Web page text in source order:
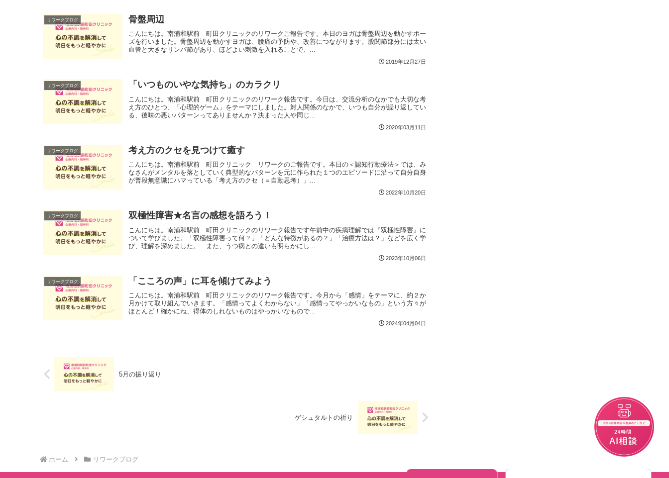
リワークブログ 骨盤周辺
こんにちは。南浦和駅前 町田クリニックのリワークご報告です。本日のヨガは骨盤周辺を動かすポー
ズを行いました。骨盤周辺を動かすヨガは、腰痛の予防や、改善につながります。股関節部分には太い
血管と大きなリンパ節があり、ほどよい刺激を入れることで、...
2019年12月27日
リワークブログ 「いつものいやな気持ち」のカラクリ
こんにちは。南浦和駅前 町田クリニックのリワーク報告です。今日は、交流分析のなかでも大切な考
え方のひとつ、「心理的ゲーム」をテーマにしました。対人関係のなかで、いつも自分が繰り返してい
る、後味の悪いパターンってありませんか？決まった人や同じ...
2020年03月11日
リワークブログ 考え方のクセを見つけて癒す
こんにちは。南浦和駅前 町田クリニック リワークのご報告です。本日の＜認知行動療法＞では、み
なさんがメンタルを落としていく典型的なパターンを元に作られた１つのエピソードに沿って自分自身
が普段無意識にハマっている「考え方のクセ（＝自動思考）」...
2022年10月20日
リワークブログ 双極性障害★名言の感想を語ろう！
こんにちは。南浦和駅前 町田クリニックのリワーク報告です午前中の疾病理解では『双極性障害』に
ついて学びました。「双極性障害って何？」「どんな特徴があるの？」「治療方法は？」などを広く学
び、理解を深めました。 また、うつ病との違いも明らかにし...
2023年10月06日
リワークブログ 「こころの声」に耳を傾けてみよう
こんにちは。南浦和駅前 町田クリニックのリワーク報告です。今月から「感情」をテーマに、約２か
月かけて取り組んでいきます。「感情ってよくわからない」「感情ってやっかいなもの」という方々が
ほとんど！確かにね、得体のしれないものはやっかいなもので...
2024年04月04日
5月の振り返り
ゲシュタルトの祈り
ホーム リワークブログ
チャットボッ